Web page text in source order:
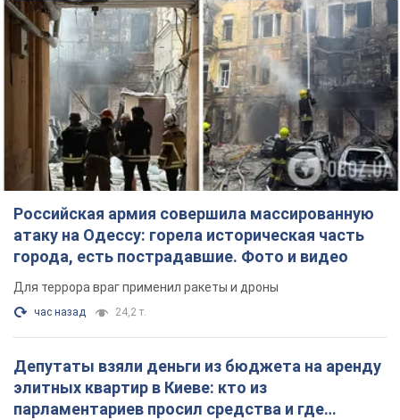
Российская армия совершила массированную
атаку на Одессу: горела историческая часть
города, есть пострадавшие. Фото и видео
Для террора враг применил ракеты и дроны
час назад 24,2 т.
Депутаты взяли деньги из бюджета на аренду
элитных квартир в Киеве: кто из
парламентариев просил средства и где